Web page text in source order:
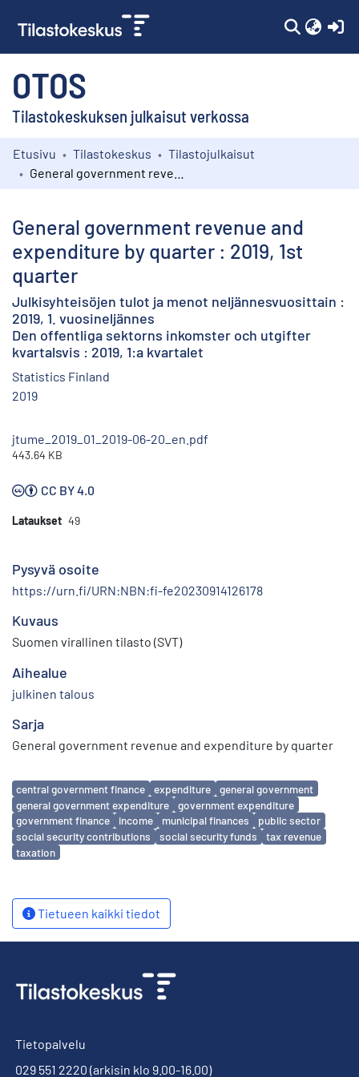
OTOS
Tilastokeskuksen julkaisut verkossa
Kokoelmat
Etusivu Tilastokeskus
Tilastojulkaisut
General government revenue and
expenditure by quarter : 2019, 1st
quarter
Julkisyhteisöjen tulot ja menot neljännesvuosittain :
2019, 1. vuosineljännes
Den offentliga sektorns inkomster och utgifter
kvartalsvis : 2019, 1:a kvartalet
Statistics Finland
2019
jtume_2019_01_2019-06-20_en.pdf
443.64 KB
CC BY 4.0
Lataukset 49
Pysyvä osoite
https://urn.fi/URN:NBN:fi-fe20230914126178
Kuvaus
Suomen virallinen tilasto (SVT)
Aihealue
julkinen talous
Sarja
General government revenue and expenditure by quarter
Avainsanat
central government finance expenditure
general government
general government expenditure
government expenditure
government finance
income municipal finances
public sector
social security contributions
social security funds
tax revenue
taxation
Tietueen kaikki tiedot
Tietopalvelu
029 551 2220 (arkisin klo 9.00-16.00)